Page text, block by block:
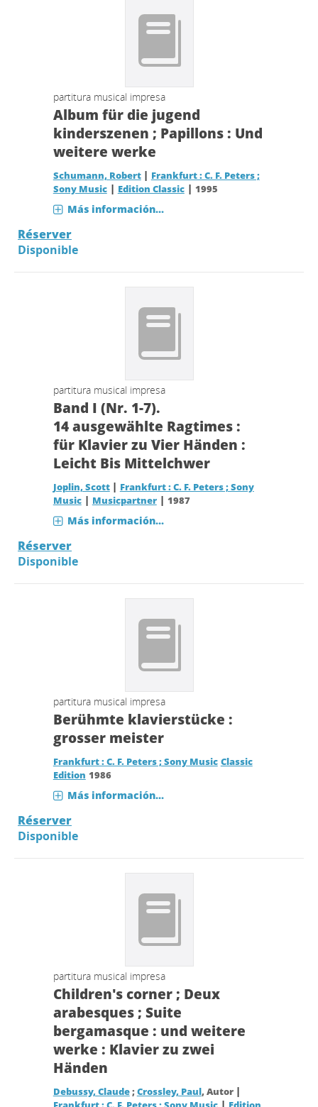
partitura musical impresa
Album für die jugend
kinderszenen ; Papillons : Und
weitere werke
Schumann, Robert | Frankfurt : C. F. Peters ;
Sony Music| Edition Classic| 1995
Más información...
Réserver
Disponible
partitura musical impresa
Band I (Nr. 1-7).
14 ausgewählte Ragtimes :
für Klavier zu Vier Händen :
Leicht Bis Mittelchwer
Joplin, Scott | Frankfurt : C. F. Peters ; Sony
Music| Musicpartner| 1987
Más información...
Réserver
Disponible
partitura musical impresa
Berühmte klavierstücke :
grosser meister
Frankfurt : C. F. Peters ; Sony Music Classic
Edition 1986
Más información...
Réserver
Disponible
partitura musical impresa
Children's corner ; Deux
arabesques ; Suite
bergamasque : und weitere
werke : Klavier zu zwei
Händen
Debussy, Claude;Crossley, Paul, Autor |